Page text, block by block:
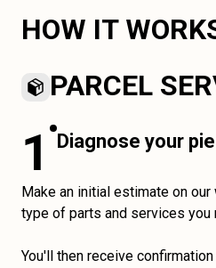
HOW IT
PARCEL
1 Diagnose your
Make an initial estimate on
type of parts and services you
You'll then receive